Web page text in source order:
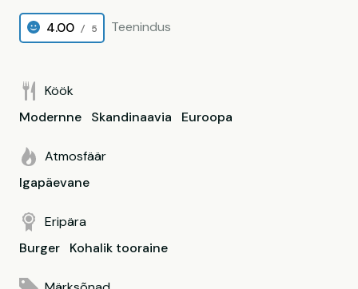
4.00 / 5 Teenindus
Köök
Modernne
Skandinaavia Euroopa
Atmosfäär
Igapäevane
Eripära
Burger
Kohalik tooraine